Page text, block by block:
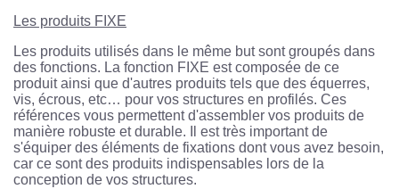
Les produits FIXE
Les produits utilisés dans le même but sont groupés dans
des fonctions. La fonction FIXE est composée de ce
produit ainsi que d'autres produits tels que des équerres,
vis, écrous, etc… pour vos structures en profilés. Ces
références vous permettent d'assembler vos produits de
manière robuste et durable. Il est très important de
s'équiper des éléments de fixations dont vous avez besoin,
car ce sont des produits indispensables lors de la
conception de vos structures.